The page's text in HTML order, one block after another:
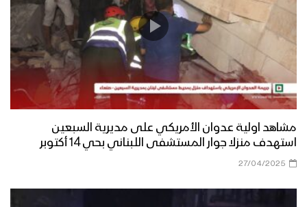
مشاهد اولية عدوان الأمريكي على مديرية السبعين
استهدف منزلا جوار المستشفى اللبناني بحي 14 أكتوبر
27/04/2025